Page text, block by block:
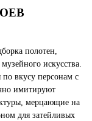
полотен,
искусства.
по вкусу персонам с
имитируют
мерцающие на
для затейливых